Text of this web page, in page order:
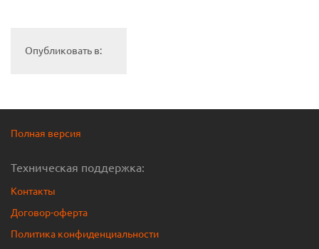
Опубликовать в:
Полная версия
Техническая поддержка:
Контакты
Договор-оферта
Политика конфиденциальности